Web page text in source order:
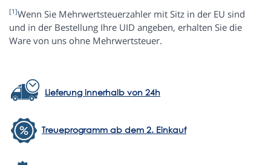
[1]Wenn Sie Mehrwertsteuerzahler mit Sitz in der EU sind
und in der Bestellung Ihre UID angeben, erhalten Sie die
Ware von uns ohne Mehrwertsteuer.
Lieferung innerhalb von 24h
Treueprogramm ab dem 2. Einkauf